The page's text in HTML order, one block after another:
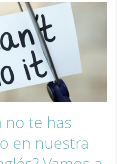
no te has
en nuestra